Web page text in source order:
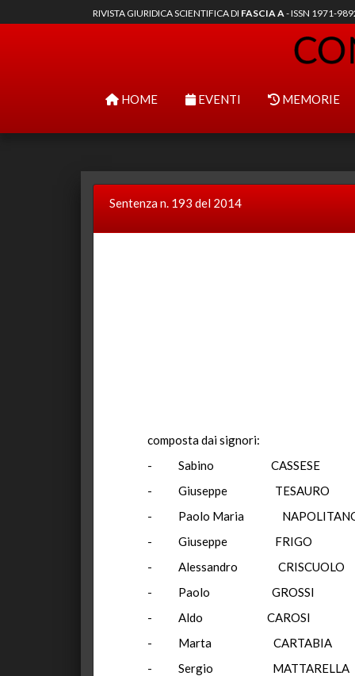
RIVISTA GIURIDICA SCIENTIFICA DI FASCIA A- ISSN 1971-
HOME EVENTI MEMORIE
Sentenza n. 193 del 2014
composta dai signori:
- Sabino CASSESE
- Giuseppe
- Paolo Maria
- Giuseppe
- Alessandro
- Paolo
- Aldo
- Marta
- Sergio